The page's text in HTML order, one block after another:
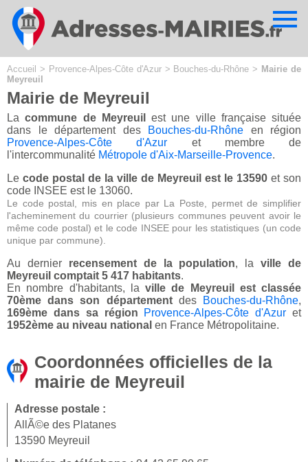
Accueil > Provence-Alpes-Côte d'Azur> Bouches-du-Rhône > Mairie de
Meyreuil
Mairie de Meyreuil
Lacommune de Meyreuil
est une ville française située
dans le département des
Bouches-du-Rhône en région
Provence-Alpes-Côte d'Azur et membre de
l'intercommunalité Métropole d'Aix-Marseille-Provence.
Le code postal de la ville de Meyreuil est le 13590 et son
code INSEE est le 13060.
Le code postal, mis en place par La Poste, permet de simplifier
l'acheminement du courrier (plusieurs communes peuvent avoir le
même code postal) et le code INSEE pour les statistiques (un code
unique par commune).
Au dernier recensement de la population, laville de
Meyreuil comptait 5 417 habitants.
En nombre d'habitants, la ville de Meyreuil est classée
70ème dans son départementdes Bouches-du-Rhône,
169ème dans sa région
Provence-Alpes-Côte d'Azur et
1952ème au niveau national en France Métropolitaine.
Coordonnées officielles de la
mairie de Meyreuil
Adresse postale :
AllÃ©e des Platanes
13590 Meyreuil
Cookies management panel